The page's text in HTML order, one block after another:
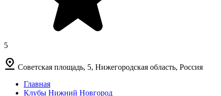
5
Советская площадь, 5, Нижегородская область, Россия
Главная
Клубы Нижний Новгород